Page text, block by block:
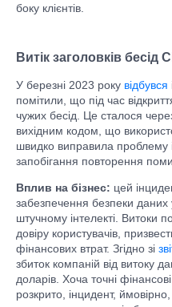
боку клієнтів.
Витік заголовків бесід
У березні 2023 року відбувся
помітили, що під час
чужих бесід. Це сталося через
вихідним кодом, що
швидко виправила проблему
запобігання повторення
Вплив на бізнес: цей
забезпечення безпеки даних
штучному інтелекті. Витоки
довіру користувачів,
фінансових втрат. Згідно зі
збиток компаній від витоку
доларів. Хоча точні
розкрито, інцидент,